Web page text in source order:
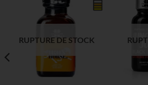
RUPTURE DE STOCK